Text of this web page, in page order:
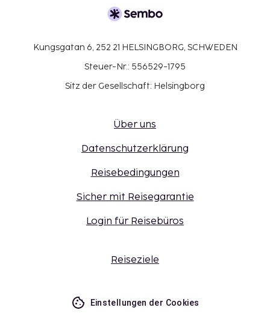
Kungsgatan 6, 252 21 HELSINGBORG, SCHWEDEN
Steuer-Nr.: 556529-1795
Sitz der Gesellschaft: Helsingborg
Über uns
Datenschutzerklärung
Reisebedingungen
Sicher mit Reisegarantie
Login für Reisebüros
Reiseziele
Einstellungen der Cookies